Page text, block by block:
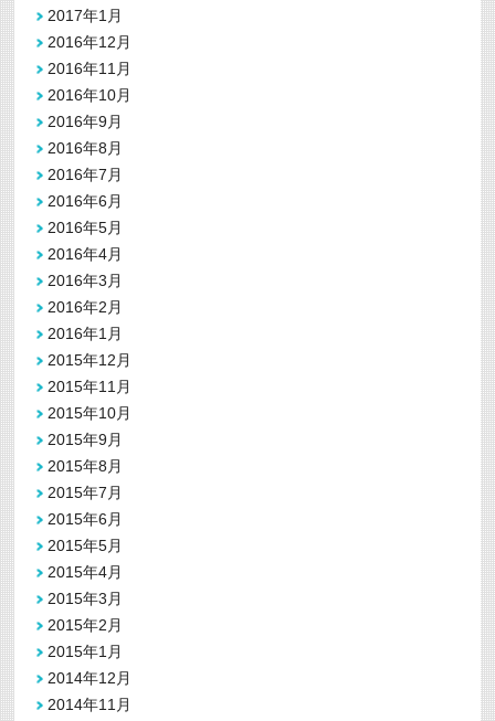
2017年1月
2016年12月
2016年11月
2016年10月
2016年9月
2016年8月
2016年7月
2016年6月
2016年5月
2016年4月
2016年3月
2016年2月
2016年1月
2015年12月
2015年11月
2015年10月
2015年9月
2015年8月
2015年7月
2015年6月
2015年5月
2015年4月
2015年3月
2015年2月
2015年1月
2014年12月
2014年11月